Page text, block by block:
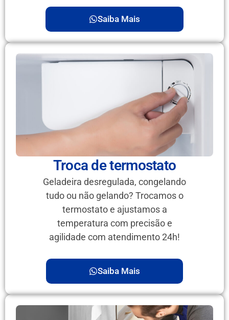
Saiba Mais
Troca de termostato
Geladeira desregulada, congelando
tudo ou não gelando? Trocamos o
termostato e ajustamos a
temperatura com precisão e
agilidade com atendimento 24h!
Saiba Mais